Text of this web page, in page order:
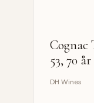
Cognac
53, 70 år
DH Wines